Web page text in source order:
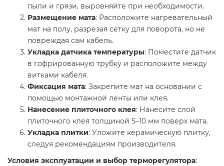
пыли и грязи, выровняйте при необходимости.​
Размещение мата: Расположите нагревательный
мат на полу, разрезая сетку для поворота, но не
повреждая сам кабель.​
Укладка датчика температуры: Поместите датчик
в гофрированную трубку и расположите между
витками кабеля.​
Фиксация мата: Закрепите мат на основании с
помощью монтажной ленты или клея.​
Нанесение плиточного клея: Нанесите слой
плиточного клея толщиной 5–10 мм поверх мата.​
Укладка плитки: Уложите керамическую плитку,
следуя рекомендациям производителя.​
Условия эксплуатации и выбор терморегулятора: